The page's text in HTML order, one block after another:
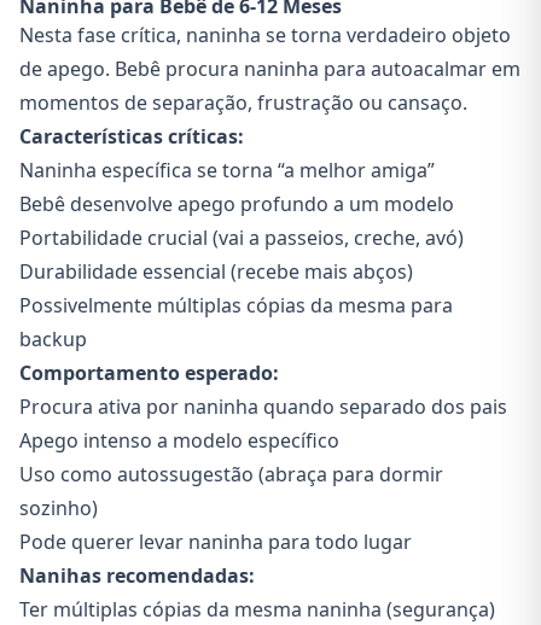
Naninha para Bebê de 6-12 Meses
Nesta fase crítica, naninha se torna verdadeiro objeto
de apego. Bebê procura naninha para autoacalmar em
momentos de separação, frustração ou cansaço.
Características críticas:
Naninha específica se torna “a melhor amiga”
Bebê desenvolve apego profundo a um modelo
Portabilidade crucial (vai a passeios, creche, avó)
Durabilidade essencial (recebe mais abços)
Possivelmente múltiplas cópias da mesma para
backup
Comportamento esperado:
Procura ativa por naninha quando separado dos pais
Apego intenso a modelo específico
Uso como autossugestão (abraça para dormir
sozinho)
Pode querer levar naninha para todo lugar
Nanihas recomendadas:
Ter múltiplas cópias da mesma naninha (segurança)